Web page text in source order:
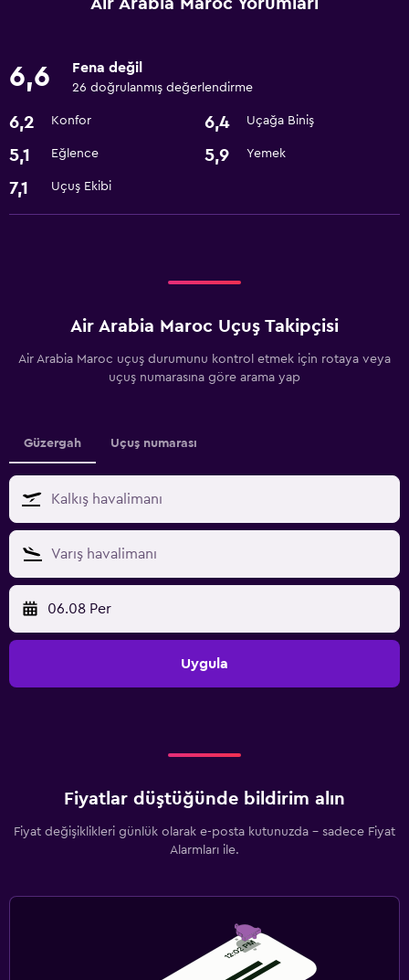
Air Arabia Maroc Yorumları
6,6 Fena değil
26 doğrulanmış değerlendirme
6,2 Konfor 6,4 Uçağa Biniş
5,1 Eğlence 5,9 Yemek
7,1 Uçuş Ekibi
Air Arabia Maroc Uçuş Takipçisi
Air Arabia Maroc uçuş durumunu kontrol etmek için rotaya veya
uçuş numarasına göre arama yap
Güzergah Uçuş numarası
06.08 Per
Uygula
Fiyatlar düştüğünde bildirim alın
Fiyat değişiklikleri günlük olarak e-posta kutunuzda - sadece Fiyat
Alarmları ile.